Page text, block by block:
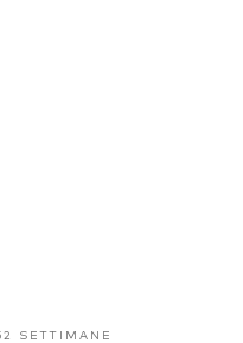
SETTIMANE